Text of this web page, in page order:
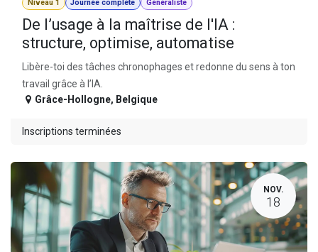
Niveau 1 Journée complète Généraliste
De l’usage à la maîtrise de l'IA :
structure, optimise, automatise
Libère-toi des tâches chronophages et redonne du sens à ton
travail grâce à l’IA.
Grâce-Hollogne, Belgique
Inscriptions terminées
NOV.
18